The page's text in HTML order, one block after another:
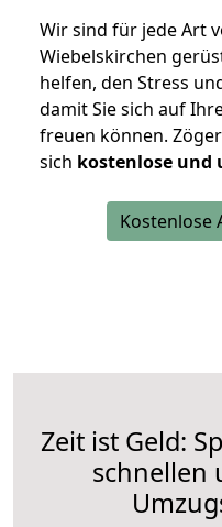
Wir sind für jede Art
Wiebelskirchen
helfen, den Stress
damit Sie sich auf
freuen können.
sich kostenlose und
Kostenlose
Zeit ist Geld:
schnellen